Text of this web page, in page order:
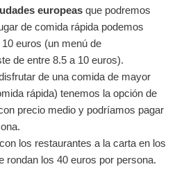
europeas que podremos
de comida rápida podemos
euros (un menú de
de entre 8.5 a 10 euros).
de una comida de mayor
rápida) tenemos la opción de
precio medio y podríamos pagar
los restaurantes a la carta en los
rondan los 40 euros por persona.